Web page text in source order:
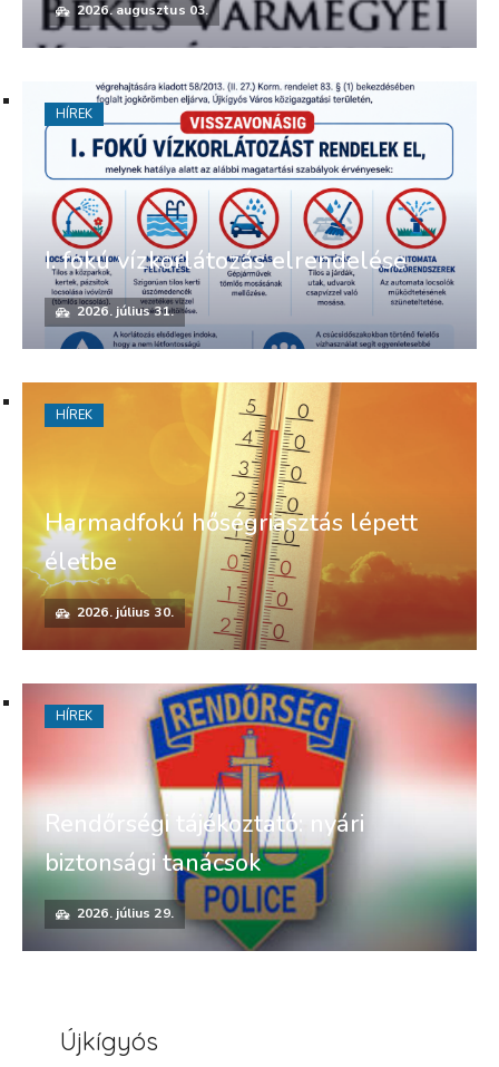
2026. augusztus 03.
I. fokú vízkorlátozás elrendelése
2026. július 31.
HÍREK
Harmadfokú hőségriasztás lépett
életbe
2026. július 30.
HÍREK
Rendőrségi tájékoztató: nyári
biztonsági tanácsok
2026. július 29.
HÍREK
Újkígyós